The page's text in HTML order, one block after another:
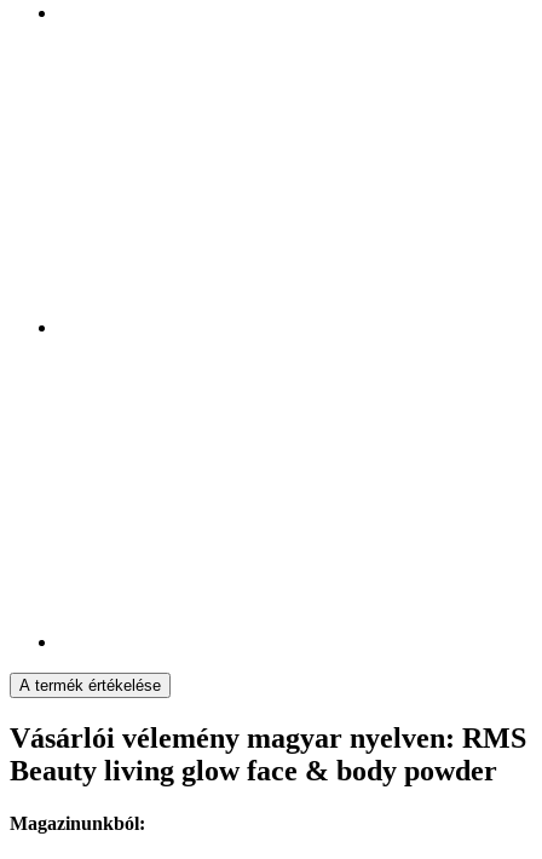
A termék értékelése
Vásárlói vélemény magyar nyelven: RMS
Beauty living glow face & body powder
Magazinunkból: